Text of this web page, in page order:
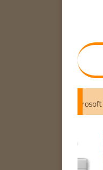
Final | (x64) [Activated]